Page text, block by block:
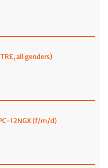
all genders)
12NGX (f/m/d)